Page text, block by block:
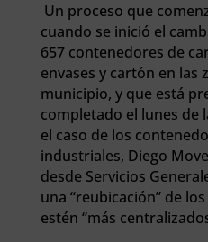
Un proceso que
cuando se inició el
657 contenedores de
envases y cartón en las
municipio, y que está
completado el lunes de
el caso de los
industriales, Diego
desde Servicios
una “reubicación” de
estén “más